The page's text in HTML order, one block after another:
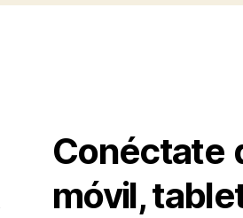
Conéctate
móvil,